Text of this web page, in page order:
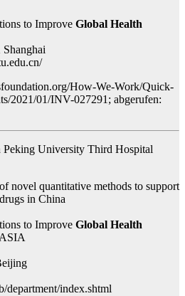
to Improve Global Health
Shanghai
How-We-Work/Quick-
2021/01/INV-027291; abgerufen:
University Third Hospital
novel quantitative methods to support
in China
to Improve Global Health
department/index.shtml